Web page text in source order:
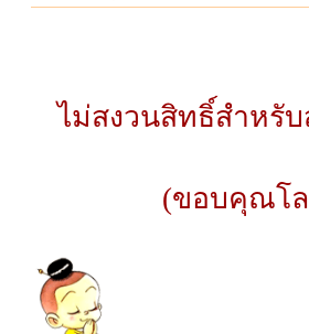
ไม่สงวนสิทธิ์สำหรั
(ขอบคุณโ